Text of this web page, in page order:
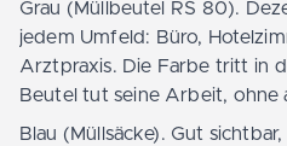
Grau (Müllbeutel RS 80).
jedem Umfeld: Büro,
Arztpraxis. Die Farbe tritt in
Beutel tut seine Arbeit, ohne
Blau (Müllsäcke). Gut